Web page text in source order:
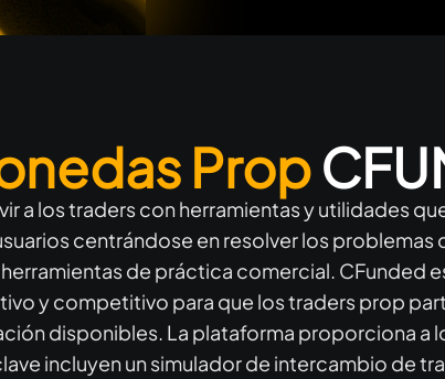
Prop
a los traders con herramientas y utilidades
centrándose en resolver los
de práctica comercial. CFunded
y competitivo para que los traders prop
disponibles. La plataforma proporciona a
incluyen un simulador de intercambio de